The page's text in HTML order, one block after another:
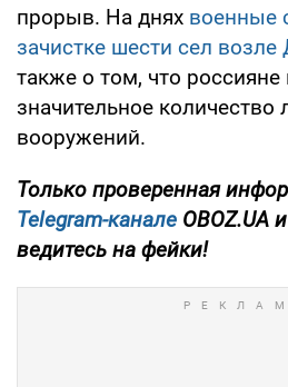
прорыв. На днях военные
зачистке шести сел
также о том, что россияне
значительное количество
вооружений.
Только проверенная
Telegram-канале OBOZ.UA
ведитесь на фейки!